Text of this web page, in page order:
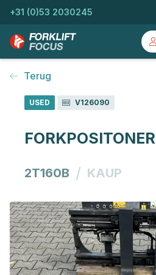
+31 (0)53 2030245
Terug
USED V126090
FORKPOSITONER
2T160B / KAUP